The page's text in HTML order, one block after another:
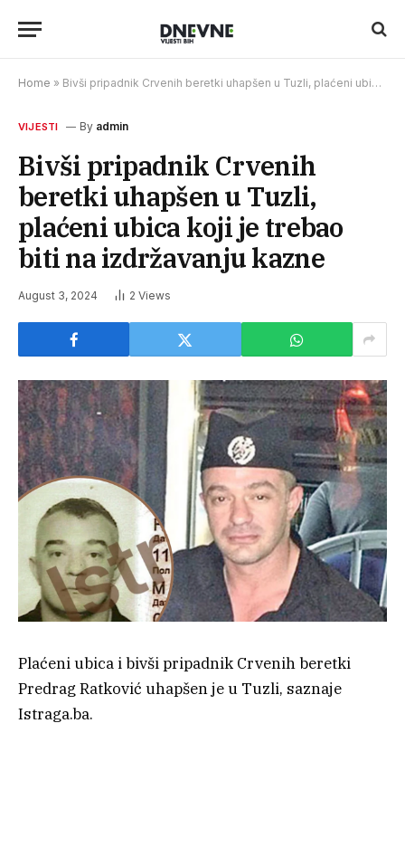
Home » Bivši pripadnik Crvenih beretki uhapšen u Tuzli, plaćeni ubica koji je trebao biti na izdržavanju kazne
VIJESTI By admin
Bivši pripadnik Crvenih
beretki uhapšen u Tuzli,
plaćeni ubica koji je trebao
biti na izdržavanju kazne
August 3, 2024 2 Views
Plaćeni ubica i bivši pripadnik Crvenih beretki
Predrag Ratković uhapšen je u Tuzli, saznaje
Istraga.ba.